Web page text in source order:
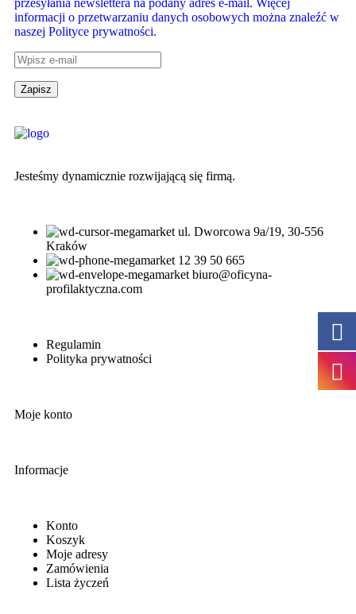
informacji o przetwarzaniu danych osobowych można znaleźć w
naszej Polityce prywatności.
Jesteśmy dynamicznie rozwijającą się firmą.
ul. Dworcowa 9a/19, 30-556
Kraków
12 39 50 665
biuro@oficyna-
profilaktyczna.com
Regulamin
Polityka prywatności
Moje konto
Informacje
Konto
Koszyk
Moje adresy
Zamówienia
Lista życzeń